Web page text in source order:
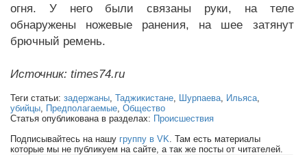
огня. У него были связаны руки, на теле
обнаружены ножевые ранения, на шее затянут
брючный ремень.
Источник: times74.ru
Теги статьи: задержаны, Таджикистане, Шурпаева, Ильяса,
убийцы, Предполагаемые, Общество
Статья опубликована в разделах: Происшествия
Подписывайтесь на нашу группу в VK. Там есть материалы
которые мы не публикуем на сайте, а так же посты от читателей.